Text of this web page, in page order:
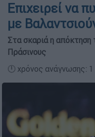
Επιχειρεί να
με
Στα σκαριά η απόκτηση
Πράσινους
🕛 χρόνος ανάγνωσης: